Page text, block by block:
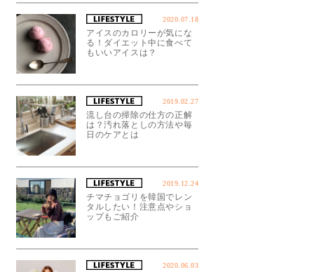
2020.07.18
アイスのカロリーが気にな
る！ダイエット中に食べて
もいいアイスは？
2019.02.27
流し台の掃除の仕方の正解
は？汚れ落としの方法や毎
日のケアとは
2019.12.24
チマチョゴリを韓国でレン
タルしたい！注意点やショ
ップもご紹介
2020.06.03